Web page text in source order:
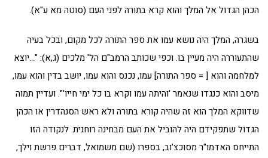
הכהן הגדול אל המלך והוא קרא בתורה לפני העם (סוטה מא ע"א).
בשגרה, המלך היה נושא עמו את ספר התורה לכל מקום, ובכל בעיה
שהתעוררה היה מעיין בו. וכפי שכותב הרמב"ם הל' מלכים (ג,א): "…יוצא
למלחמה והוא [ = ספר התורה] עמו, נכנס והוא עמו, יושב בדין והוא עמו,
מיסב והוא כנגדו שנאמר 'והיתה עמו וקרא בו כל ימי חייו'". ועדיין תמוה
שדווקא המלך הוא זה שהיה קורא בתורה ולא ראש הסנהדרין או הכהן
הגדול שתפקידם היה להוביל את העם מבחינה רוחנית. לנקודה הזו
התייחס האדמו"ר מסוכצ'וב, בספרו (שם משמואל, דברים פרשת וילך,